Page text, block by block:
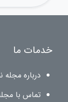
خدمات ما
درباره مجله
تماس با